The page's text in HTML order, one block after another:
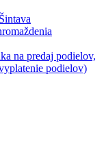
na predaj podielov,
podielov)